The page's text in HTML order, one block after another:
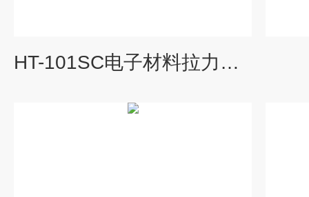
HT-101SC电子材料拉力试验机